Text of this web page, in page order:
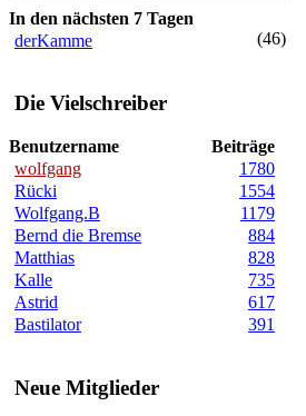
In den nächsten 7 Tagen
derKamme
(46)
Die Vielschreiber
Benutzername
Beiträge
wolfgang
1780
Rücki
1554
Wolfgang.B
1179
Bernd die Bremse
884
Matthias
828
Kalle
735
Astrid
617
Bastilator
391
Neue Mitglieder